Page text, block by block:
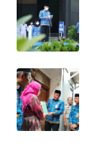
WAHANANEWS
ID
WAHANANEWS
CO ID